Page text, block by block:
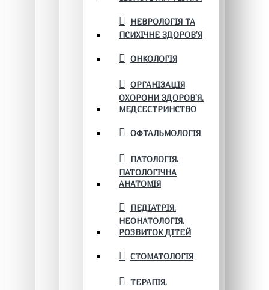
НЕВРОЛОГІЯ ТА
ПСИХІЧНЕ ЗДОРОВ’Я
ОНКОЛОГІЯ
ОРГАНІЗАЦІЯ
ОХОРОНИ ЗДОРОВ'Я.
МЕДСЕСТРИНСТВО
ОФТАЛЬМОЛОГІЯ
ПАТОЛОГІЯ.
ПАТОЛОГІЧНА
АНАТОМІЯ
ПЕДІАТРІЯ.
НЕОНАТОЛОГІЯ.
РОЗВИТОК ДІТЕЙ
СТОМАТОЛОГІЯ
ТЕРАПІЯ.